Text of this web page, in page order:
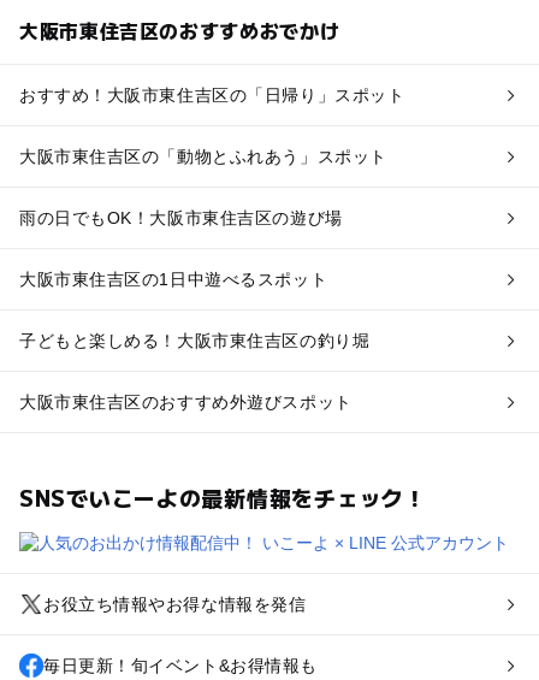
大阪市東住吉区のおすすめおでかけ
おすすめ！大阪市東住吉区の「日帰り」スポット
大阪市東住吉区の「動物とふれあう」スポット
雨の日でもOK！大阪市東住吉区の遊び場
大阪市東住吉区の1日中遊べるスポット
子どもと楽しめる！大阪市東住吉区の釣り堀
大阪市東住吉区のおすすめ外遊びスポット
SNSでいこーよの最新情報をチェック！
お役立ち情報やお得な情報を発信
毎日更新！旬イベント&お得情報も